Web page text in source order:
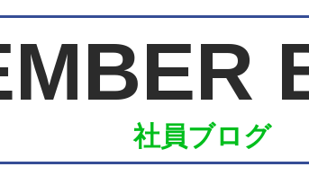
社員ブログ